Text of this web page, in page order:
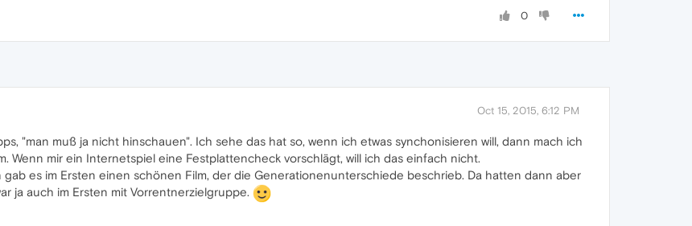
0
Oct 15, 2015, 6:12 PM
"man muß ja nicht hinschauen". Ich sehe das hat so, wenn ich etwas synchonisieren will, dann mach ich
Wenn mir ein Internetspiel eine Festplattencheck vorschlägt, will ich das einfach nicht.
es im Ersten einen schönen Film, der die Generationenunterschiede beschrieb. Da hatten dann aber
ja auch im Ersten mit Vorrentnerzielgruppe.